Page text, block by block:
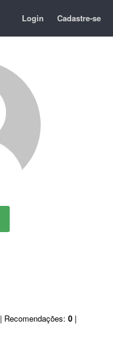
Login Cadastre-se
| Recomendações: 0 |